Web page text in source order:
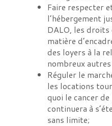
Faire respecter
l’hébergement
DALO, les droits
matière
des loyers à la
nombreux
Réguler le
les locations
quoi le cancer
continuera à
sans limite;